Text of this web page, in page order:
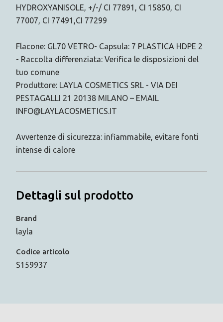
HYDROXYANISOLE, +/-/ CI 77891, CI 15850, CI
77007, CI 77491,CI 77299
Flacone: GL70 VETRO- Capsula: 7 PLASTICA HDPE 2
- Raccolta differenziata: Verifica le disposizioni del
tuo comune
Produttore: LAYLA COSMETICS SRL - VIA DEI
PESTAGALLI 21 20138 MILANO – EMAIL
INFO@LAYLACOSMETICS.IT
Avvertenze di sicurezza: infiammabile, evitare fonti
intense di calore
Dettagli sul prodotto
Brand
layla
Codice articolo
S159937